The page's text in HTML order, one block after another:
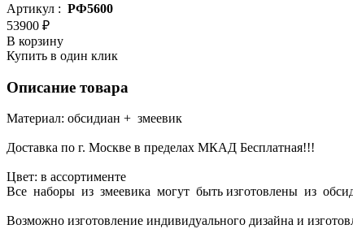
Артикул : РФ5600
53900 ₽
В корзину
Купить в один клик
Описание товара
Материал: обсидиан + змеевик
Доставка по г. Москве в пределах МКАД Бесплатная!!!
Цвет: в ассортименте
Все наборы из змеевика могут быть изготовлены из
Возможно изготовление индивидуального дизайна и